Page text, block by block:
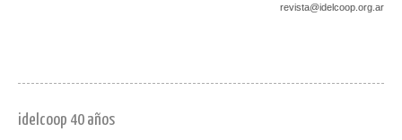
revista@idelcoop.org.ar
idelcoop 40 años